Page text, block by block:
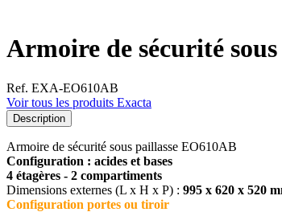
Armoire de sécurité
Ref. EXA-EO610AB
Voir tous les produits Exacta
Description
Armoire de sécurité sous paillasse EO610AB
Configuration : acides et bases
4 étagères - 2 compartiments
Dimensions externes (L x H x P) : 995 x 620 x 520
Configuration portes ou tiroir